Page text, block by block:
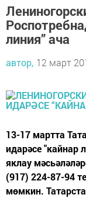
линия” ача
автор, 12 март
13-17 мартта
идарәсе "кайнар
яклау
(917) 224-87-94
мөмкин.